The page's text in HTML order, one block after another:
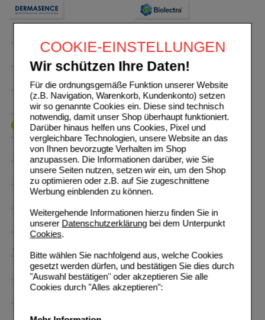
COOKIE-EINSTELLUNGEN
Wir schützen Ihre Daten!
Für die ordnungsgemäße Funktion unserer Website
(z.B. Navigation, Warenkorb, Kundenkonto) setzen
wir so genannte Cookies ein. Diese sind technisch
notwendig, damit unser Shop überhaupt funktioniert.
Darüber hinaus helfen uns Cookies, Pixel und
vergleichbare Technologien, unsere Website an das
von Ihnen bevorzugte Verhalten im Shop
anzupassen. Die Informationen darüber, wie Sie
unsere Seiten nutzen, setzen wir ein, um den Shop
zu optimieren oder z.B. auf Sie zugeschnittene
Werbung einblenden zu können.
Weitergehende Informationen hierzu finden Sie in
unserer Datenschutzerklärungbei dem Unterpunkt
Cookies.
Bitte wählen Sie nachfolgend aus, welche Cookies
gesetzt werden dürfen, und bestätigen Sie dies durch
"Auswahl bestätigen" oder akzeptieren Sie alle
Cookies durch "Alles akzeptieren":